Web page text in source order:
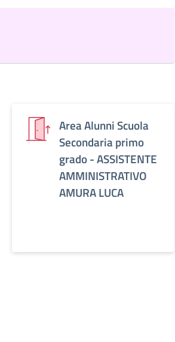
Area Alunni Scuola
Secondaria primo
grado - ASSISTENTE
AMMINISTRATIVO
AMURA LUCA